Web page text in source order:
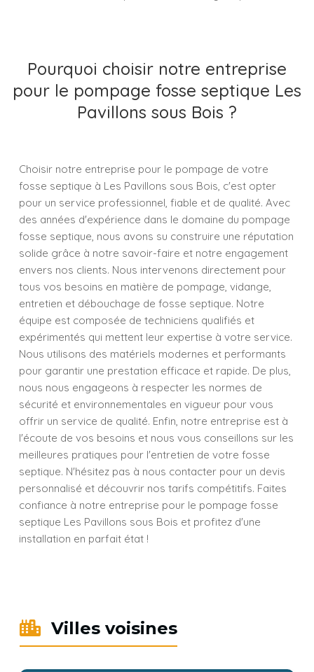
Pourquoi choisir notre entreprise
pour le pompage fosse septique Les
Pavillons sous Bois ?
Choisir notre entreprise pour le pompage de votre
fosse septique à Les Pavillons sous Bois, c'est opter
pour un service professionnel, fiable et de qualité. Avec
des années d'expérience dans le domaine du pompage
fosse septique, nous avons su construire une réputation
solide grâce à notre savoir-faire et notre engagement
envers nos clients. Nous intervenons directement pour
tous vos besoins en matière de pompage, vidange,
entretien et débouchage de fosse septique. Notre
équipe est composée de techniciens qualifiés et
expérimentés qui mettent leur expertise à votre service.
Nous utilisons des matériels modernes et performants
pour garantir une prestation efficace et rapide. De plus,
nous nous engageons à respecter les normes de
sécurité et environnementales en vigueur pour vous
offrir un service de qualité. Enfin, notre entreprise est à
l'écoute de vos besoins et nous vous conseillons sur les
meilleures pratiques pour l'entretien de votre fosse
septique. N'hésitez pas à nous contacter pour un devis
personnalisé et découvrir nos tarifs compétitifs. Faites
confiance à notre entreprise pour le pompage fosse
septique Les Pavillons sous Bois et profitez d'une
installation en parfait état !
Villes voisines